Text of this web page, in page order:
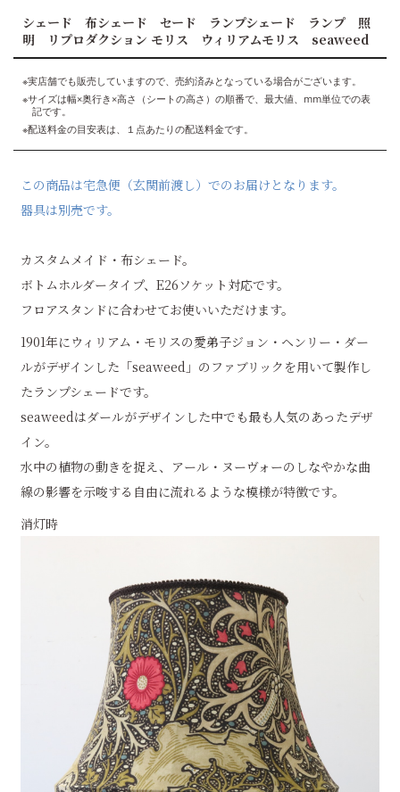
シェード 布シェード セード ランプシェード ランプ 照
明 リプロダクション モリス ウィリアムモリス seaweed
※実店舗でも販売していますので、売約済みとなっている場合がございます。
※サイズは幅×奥行き×高さ（シートの高さ）の順番で、最大値、mm単位での表
記です。
※配送料金の目安表は、１点あたりの配送料金です。
この商品は宅急便（玄関前渡し）でのお届けとなります。
器具は別売です。
カスタムメイド・布シェード。
ボトムホルダータイプ、E26ソケット対応です。
フロアスタンドに合わせてお使いいただけます。
1901年にウィリアム・モリスの愛弟子ジョン・ヘンリー・ダー
ルがデザインした「seaweed」のファブリックを用いて製作し
たランプシェードです。
seaweedはダールがデザインした中でも最も人気のあったデザ
イン。
水中の植物の動きを捉え、アール・ヌーヴォーのしなやかな曲
線の影響を示唆する自由に流れるような模様が特徴です。
消灯時